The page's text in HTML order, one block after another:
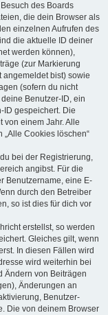
des Boards
die dein Browser als
einzelnen Aufrufen des
die aktuelle ID deiner
werden können),
(zur Markierung
bist) sowie
(sofern du nicht
Benutzer-ID, ein
ID gespeichert. Die
einem Jahr. Alle
Cookies löschen“
bei der Registrierung,
angibst. Für die
Benutzername, eine E-
durch den Betreiber
so ist dies für dich vor
erstellst, so werden
Gleiches gilt, wenn
In diesen Fällen wird
wird weiterhin bei
Ändern von Beiträgen
Änderungen an
Benutzer-
Die von deinem Browser